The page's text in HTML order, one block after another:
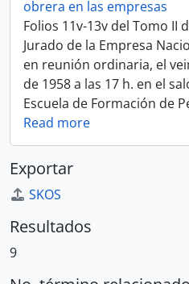
obrera en las empresas
Folios 11v-13v del Tomo II
Jurado de la Empresa
en reunión ordinaria, el
de 1958 a las 17 h. en el
Escuela de Formación de
Read more
Exportar
SKOS
Resultados
9